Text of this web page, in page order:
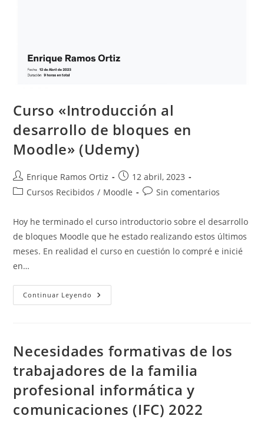
Curso «Introducción al
desarrollo de bloques en
Moodle» (Udemy)
Autor
de
Enrique Ramos Ortiz
Publicación
de
12 abril, 2023
Categoría
entrada:
Cursos Recibidos / Moodle
Comentarios
la
entrada:
Sin comentarios
Hoy he terminado el curso introductorio sobre el desarrollo
de bloques Moodle que he estado realizando estos últimos
meses. En realidad el curso en cuestión lo compré e inicié
en…
Continuar Leyendo Curso
«Introducción
Moodle»
Necesidades formativas de los
trabajadores de la familia
profesional informática y
comunicaciones (IFC) 2022